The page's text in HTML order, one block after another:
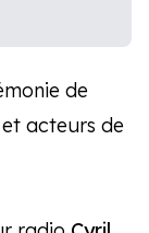
de
acteurs de